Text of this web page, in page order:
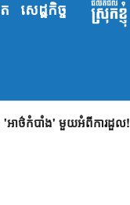
សេដ្ឋកិច្ច
'អាថ៌កំបាំង' មួយអំពីការដួល!